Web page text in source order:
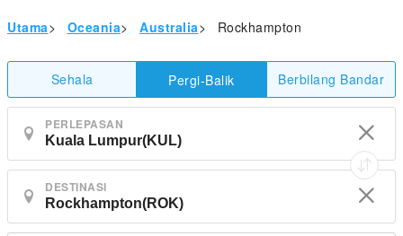
Utama> Oceania> Australia> Rockhampton
Sehala Pergi-Balik Berbilang Bandar
PERLEPASAN
DESTINASI